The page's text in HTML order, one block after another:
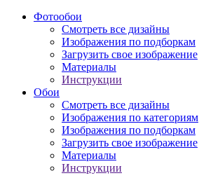
Фотообои
Смотреть все дизайны
Изображения по подборкам
Загрузить свое изображение
Материалы
Инструкции
Обои
Смотреть все дизайны
Изображения по категориям
Изображения по подборкам
Загрузить свое изображение
Материалы
Инструкции